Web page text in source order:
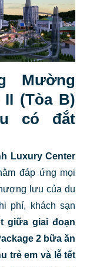
Mường
(Tòa B)
có đắt
Luxury Center
đáp ứng mọi
lưu của du
phí, khách sạn
giữa giai đoạn
2 bữa ăn
trẻ em và lễ tết